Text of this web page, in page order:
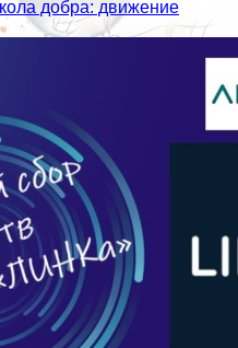
добра: движение